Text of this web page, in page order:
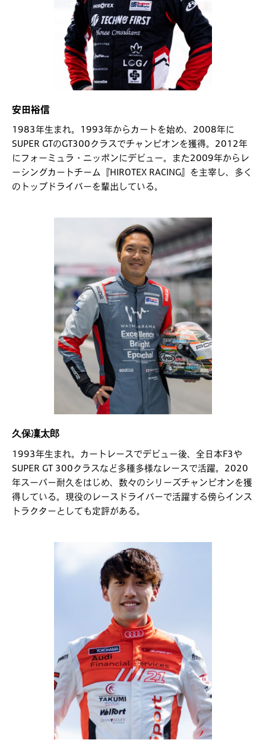
安田裕信
1983年生まれ。1993年からカートを始め、2008年に
SUPER GTのGT300クラスでチャンピオンを獲得。2012年
にフォーミュラ・ニッポンにデビュー。また2009年からレ
ーシングカートチーム『HIROTEX RACING』を主宰し、多く
のトップドライバーを輩出している。
久保凜太郎
1993年生まれ。カートレースでデビュー後、全日本F3や
SUPER GT 300クラスなど多種多様なレースで活躍。2020
年スーパー耐久をはじめ、数々のシリーズチャンピオンを獲
得している。現役のレースドライバーで活躍する傍らインス
トラクターとしても定評がある。